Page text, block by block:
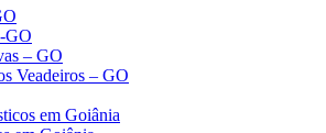
GO
– GO
Veadeiros – GO
em Goiânia